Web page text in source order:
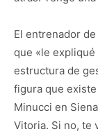
El entrenador
que «le
estructura de
figura que
Minucci en
Vitoria. Si no, te